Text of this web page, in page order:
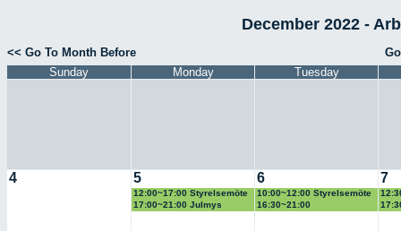
December 2022 -
<< Go To Month Before
Sunday
Monday Tuesday
4 5
12:00~17:00 Styrelsemöte
17:00~21:00 Julmys
6
10:00~12:00 Styrelsemöte
16:30~21:00
Fibromyalgiföreningen
7
GVN